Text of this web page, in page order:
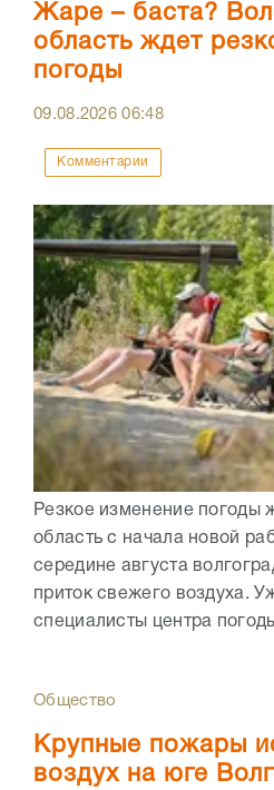
Жаре – баста?
область ждет
погоды
09.08.202606:48
Комментарии
Резкое изменение погоды
область с начала новой
середине августа
приток свежего воздуха.
специалисты центра
Общество
Крупные пожары
воздух на юге